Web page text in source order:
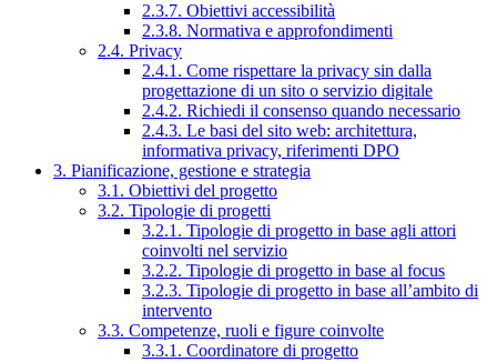
2.3.7. Obiettivi accessibilità
2.3.8. Normativa e approfondimenti
2.4. Privacy
2.4.1. Come rispettare la privacy sin dalla
progettazione di un sito o servizio digitale
2.4.2. Richiedi il consenso quando necessario
2.4.3. Le basi del sito web: architettura,
informativa privacy, riferimenti DPO
3. Pianificazione, gestione e strategia
3.1. Obiettivi del progetto
3.2. Tipologie di progetti
3.2.1. Tipologie di progetto in base agli attori
coinvolti nel servizio
3.2.2. Tipologie di progetto in base al focus
3.2.3. Tipologie di progetto in base all’ambito di
intervento
3.3. Competenze, ruoli e figure coinvolte
3.3.1. Coordinatore di progetto